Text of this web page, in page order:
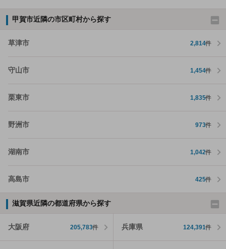
甲賀市近隣の市区町村から探す
草津市 2,814件
守山市 1,454件
栗東市 1,835件
野洲市 973件
湖南市 1,042件
高島市 425件
滋賀県近隣の都道府県から探す
大阪府 205,783件 兵庫県 124,391件